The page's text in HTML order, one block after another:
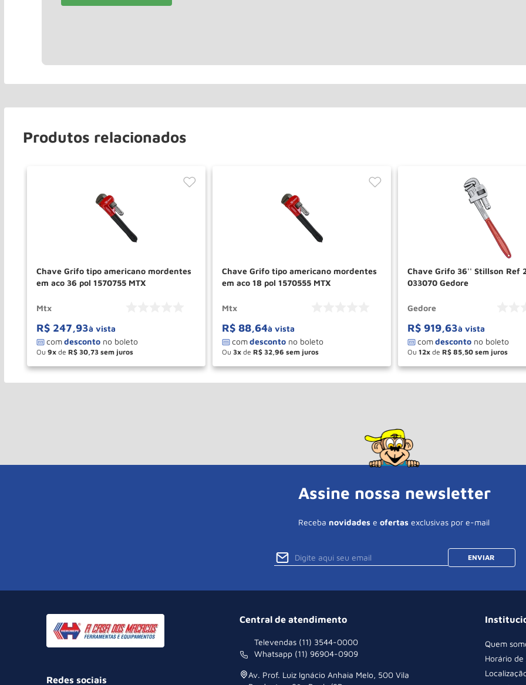
Produtos relacionados
Chave Grifo tipo americano mordentes
em aco 36 pol 1570755 MTX
Mtx
R$ 247,93à vista
Ou 9 de R$ 30,73
＋
－ COMPRAR
Chave Grifo tipo americano mordentes
em aco 18 pol 1570555 MTX
Mtx
R$ 88,64à vista
Ou 3 de R$ 32,96
＋
－ COMPRAR
Chave Grifo 36'' Stillson Ref
033070 Gedore
Gedore
R$ 919,63à vista
Ou 12 de R$ 85,50
＋
－
Assine nossa newsletter
Receba novidades e ofertas exclusivas por e-mail
ENVIAR
Redes sociais
Central de atendimento
Televendas (11) 3544-0000
Whatsapp (11) 96904-0909
Av. Prof. Luiz Ignácio Anhaia Melo, 500 Vila
Quem
Horário